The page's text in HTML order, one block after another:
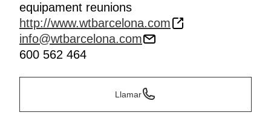
equipament reunions
http://www.wtbarcelona.com
info@wtbarcelona.com
600 562 464
Llamar